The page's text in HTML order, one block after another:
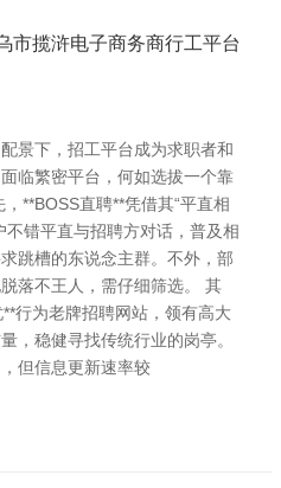
市揽浒电子商务商行工平台
景下，招工平台成为求职者和
临繁密平台，何如选拔一个靠
**BOSS直聘**凭借其“平直相
不错平直与招聘方对话，普及相
跳槽的东说念主群。不外，部
落不王人，需仔细筛选。 其
行为老牌招聘网站，领有高大
，稳健寻找传统行业的岗亭。
但信息更新速率较